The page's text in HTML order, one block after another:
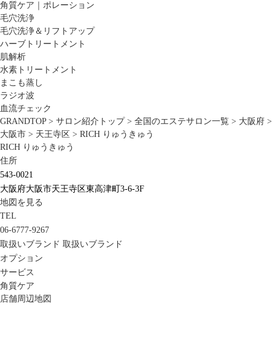
角質ケア｜ポレーション
毛穴洗浄
毛穴洗浄＆リフトアップ
ハーブトリートメント
肌解析
水素トリートメント
まこも蒸し
ラジオ波
血流チェック
GRANDTOP > サロン紹介トップ > 全国のエステサロン一覧 > 大阪府 >
大阪市 > 天王寺区 > RICH りゅうきゅう
RICH りゅうきゅう
住所
543-0021
大阪府大阪市天王寺区東高津町3-6-3F
地図を見る
TEL
06-6777-9267
取扱いブランド 取扱いブランド
オプション
サービス
角質ケア
店舗周辺地図